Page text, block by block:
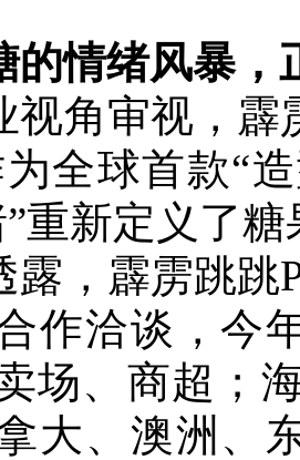
的情绪风暴，
视角审视，霹
全球首款“
”重新定义了
露，霹雳跳跳
作洽谈，今
场、商超；
大、澳洲、